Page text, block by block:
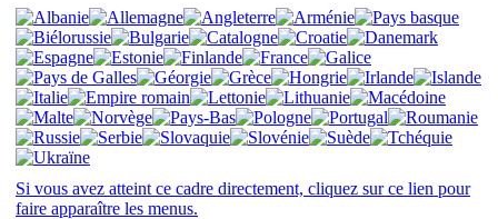
Si vous avez atteint ce cadre directement, cliquez sur ce lien pour
faire apparaître les menus.